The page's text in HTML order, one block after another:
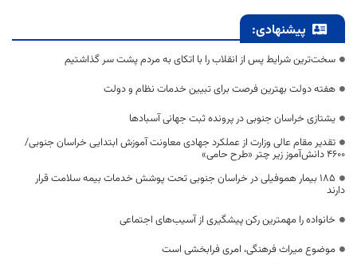
پیشنهادی:
سخت‌ترین شرایط پس از انقلاب را با اتکای به مردم پشت سر گذاشتیم
هفته دولت بهترین فرصت برای تبیین خدمات نظام و دولت
یشتازی خراسان جنوبی در پرونده ثبت جهانی آسبادها
تقدیر مقام عالی وزارت از عملکرد جهادی معاونت آموزش ابتدایی خراسان جنوبی/
۴۶۰۰ دانش‌آموز زیر چتر «طرح حامی»
۱۸۵ بیمار هموفیلی در خراسان جنوبی تحت پوشش خدمات بیمه سلامت قرار
دارند
خانواده را مهمترین رکن پیشگیری از آسیب‌های اجتماعی
موضوع میراث فرهنگی، امری فرابخشی است